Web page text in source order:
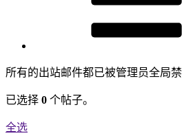
所有的出站邮件都已被管理员全局
已选择 0 个帖子。
全选